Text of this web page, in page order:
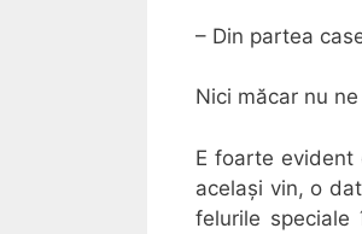
– Din partea
Nici măcar nu
E foarte evident
același vin, o
felurile